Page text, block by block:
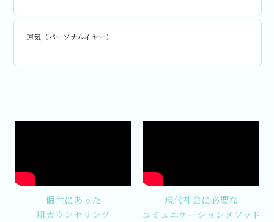
運気（パーソナルイヤー）
個性にあった
肌カウンセリング
現代社会に必要な
コミュニケーションメソッド